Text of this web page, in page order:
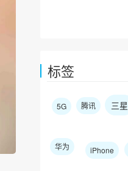
标签
5G 腾讯 三星
华为
iPhone